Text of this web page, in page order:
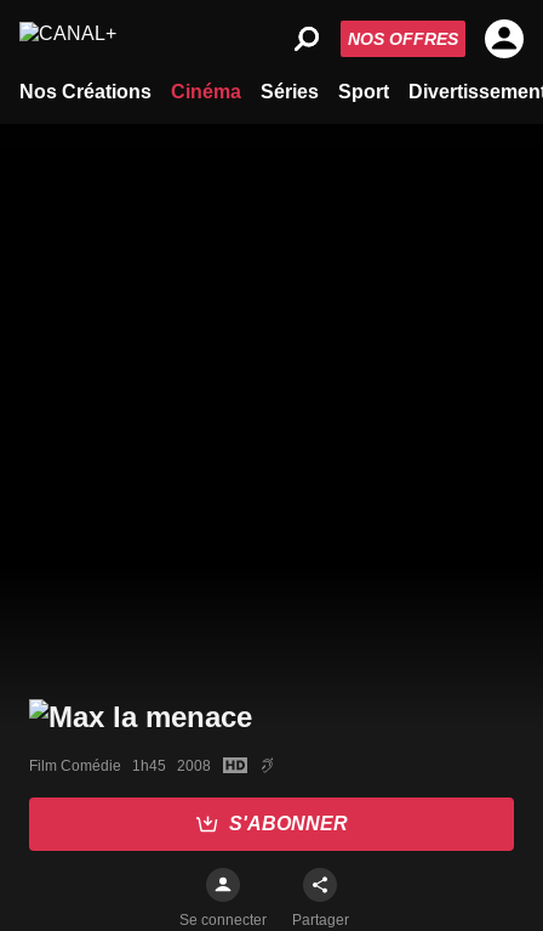
Nos Créations Cinéma Séries Sport
NOS OFFRES
Film Comédie   1h45   2008
S'ABONNER
Se connecter Partager